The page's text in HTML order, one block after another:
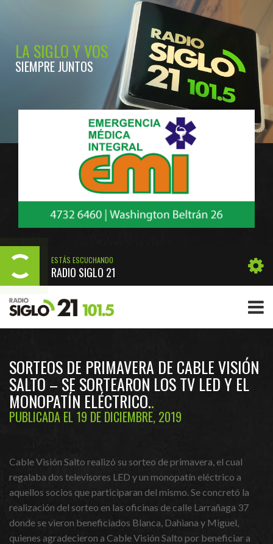
LA SIGLO Y VOS
SIEMPRE JUNTOS
ESTÁS ESCUCHANDO
RADIO SIGLO 21
SORTEOS DE PRIMAVERA DE CABLE VISIÓN
SALTO – SE SORTEARON LOS TV LED Y EL
MONOPATÍN ELÉCTRICO.
PUBLICADA EL 19 DE DICIEMBRE, 2019
Cable Visión Salto realizó su sorteo de primavera, el cual
regalaba dos televisores LED y un monopatín eléctrico a
aquellos socios que participaran del mismo. Se concretó la
realización del sorteo en las oficinas de calle Larrañaga 37
donde se vieron beneficiados Blanca, Dahiana y Miguel,
quienes agradecieron a Cable Visión Salto por beneficiar a